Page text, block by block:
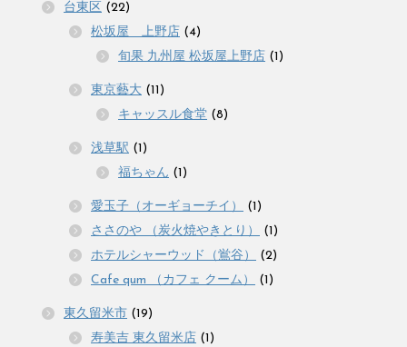
台東区 (22)
松坂屋 上野店 (4)
旬果 九州屋 松坂屋上野店 (1)
東京藝大 (11)
キャッスル食堂 (8)
浅草駅 (1)
福ちゃん (1)
愛玉子（オーギョーチイ）
(1)
ささのや （炭火焼やきとり）
(1)
ホテルシャーウッド（鴬谷）
(2)
Cafe qum （カフェ クーム）
(1)
東久留米市 (19)
寿美吉 東久留米店 (1)